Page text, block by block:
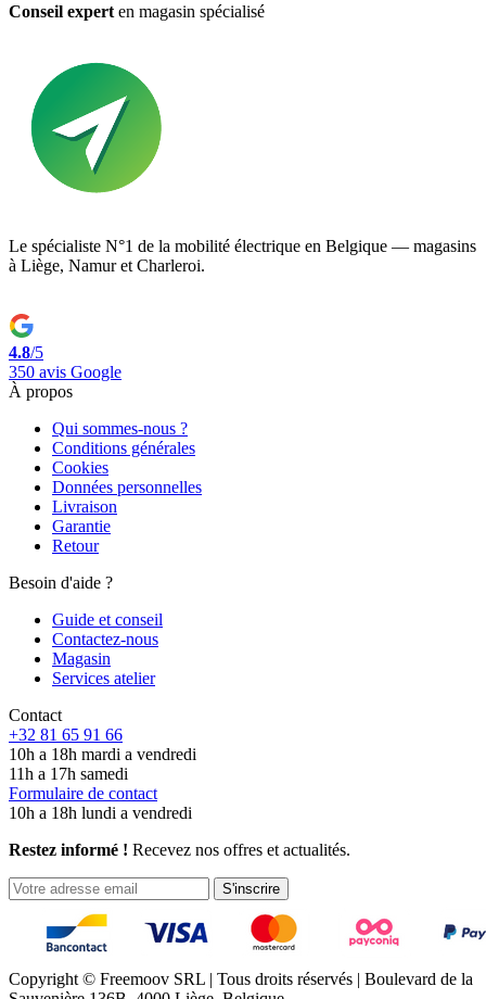
Conseil expert en magasin spécialisé
Le spécialiste N°1 de la mobilité électrique en Belgique — magasins
à Liège, Namur et Charleroi.
4.8/5
350 avis Google
À propos
Qui sommes-nous ?
Conditions générales
Cookies
Données personnelles
Livraison
Garantie
Retour
Besoin d'aide ?
Guide et conseil
Contactez-nous
Magasin
Services atelier
Contact
+32 81 65 91 66
10h a 18h mardi a vendredi
11h a 17h samedi
Formulaire de contact
10h a 18h lundi a vendredi
Restez informé ! Recevez nos offres et actualités.
S'inscrire
Copyright © Freemoov SRL | Tous droits réservés | Boulevard de la